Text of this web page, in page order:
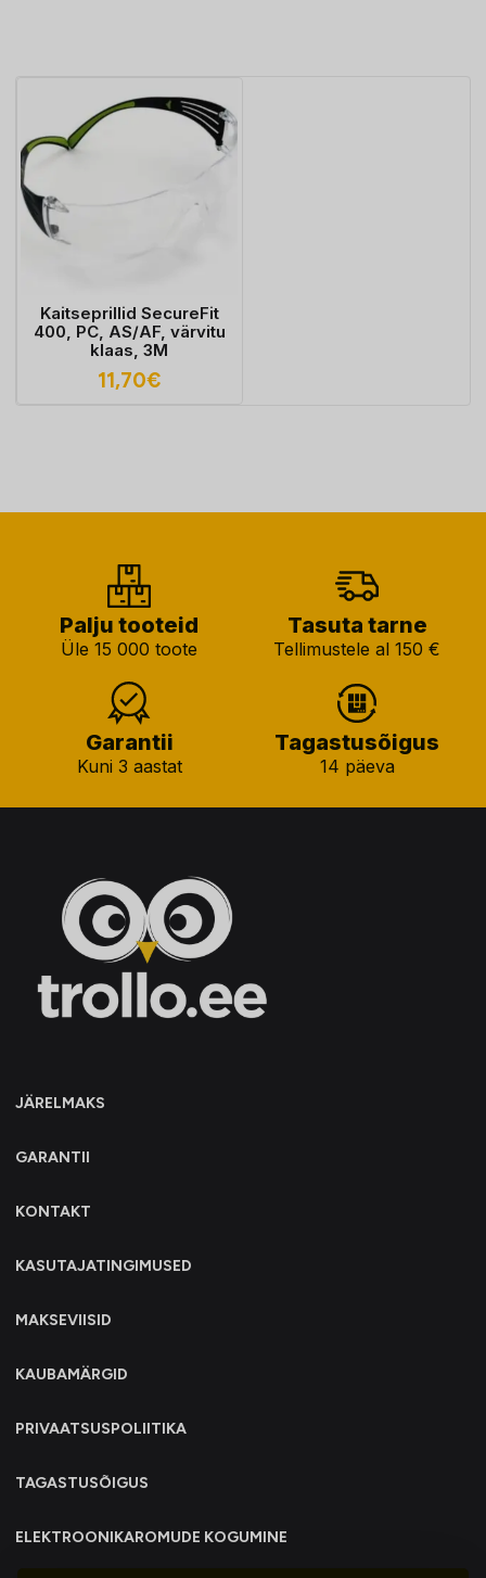
Kaitseprillid SecureFit
400, PC, AS/AF, värvitu
klaas, 3M
11,70€
Palju tooteid
Üle 15 000 toote
Tasuta tarne
Tellimustele al 150 €
Garantii
Kuni 3 aastat
Tagastusõigus
14 päeva
JÄRELMAKS
GARANTII
KONTAKT
KASUTAJATINGIMUSED
MAKSEVIISID
KAUBAMÄRGID
PRIVAATSUSPOLIITIKA
TAGASTUSÕIGUS
ELEKTROONIKAROMUDE KOGUMINE